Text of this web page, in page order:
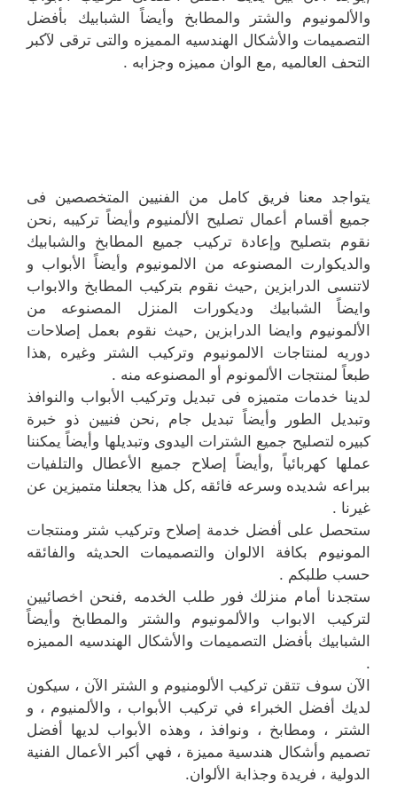
والألمونيوم والشتر والمطابخ وأيضاً الشبابيك بأفضل
التصميمات والأشكال الهندسيه المميزه والتى ترقى لآكبر
التحف العالميه ,مع الوان مميزه وجزابه .
يتواجد معنا فريق كامل من الفنيين المتخصصين فى
جميع أقسام أعمال تصليح الألمنيوم وأيضاً تركيبه ,نحن
نقوم بتصليح وإعادة تركيب جميع المطابخ والشبابيك
والديكوارت المصنوعه من الالمونيوم وأيضاً الأبواب و
لاتنسى الدرابزين ,حيث نقوم بتركيب المطابخ والابواب
وايضاً الشبابيك وديكورات المنزل المصنوعه من
الألمونيوم وايضا الدرابزين ,حيث نقوم بعمل إصلاحات
دوريه لمنتاجات الالمونيوم وتركيب الشتر وغيره ,هذا
طبعاً لمنتجات الألمونوم أو المصنوعه منه .
لدينا خدمات متميزه فى تبديل وتركيب الأبواب والنوافذ
وتبديل الطور وأيضاً تبديل جام ,نحن فنيين ذو خبرة
كبيره لتصليح جميع الشترات اليدوى وتبديلها وأيضاً يمكننا
عملها كهربائياً ,وأيضاً إصلاح جميع الأعطال والتلفيات
ببراعه شديده وسرعه فائقه ,كل هذا يجعلنا متميزين عن
غيرنا .
ستحصل على أفضل خدمة إصلاح وتركيب شتر ومنتجات
المونيوم بكافة الالوان والتصميمات الحديثه والفائقه
حسب طلبكم .
ستجدنا أمام منزلك فور طلب الخدمه ,فنحن اخصائيين
لتركيب الابواب والألمونيوم والشتر والمطابخ وأيضاً
الشبابيك بأفضل التصميمات والأشكال الهندسيه المميزه
.
الآن سوف تتقن تركيب الألومنيوم و الشتر الآن ، سيكون
لديك أفضل الخبراء في تركيب الأبواب ، والألمنيوم ، و
الشتر ، ومطابخ ، ونوافذ ، وهذه الأبواب لديها أفضل
تصميم وأشكال هندسية مميزة ، فهي أكبر الأعمال الفنية
الدولية ، فريدة وجذابة الألوان.